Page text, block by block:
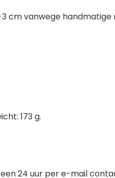
cm vanwege handmatige
173 g.
24 uur per e-mail